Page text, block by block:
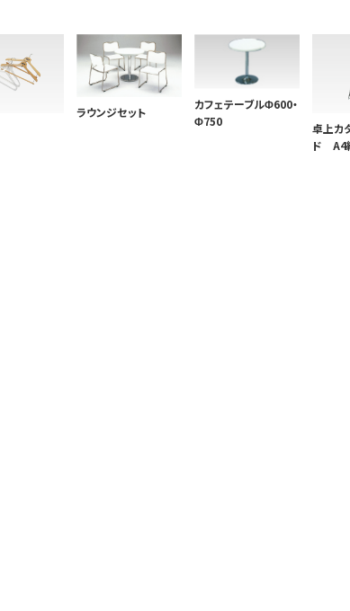
ラウンジセット
カフェテーブルΦ600・
Φ750
卓上カ
ド A4